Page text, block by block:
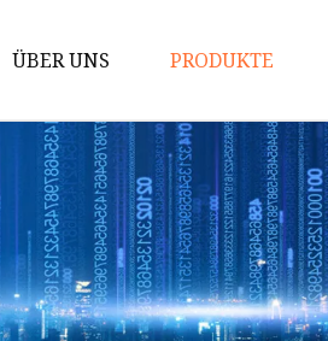
ÜBER UNS PRODUKTE
Innen WPC
WPC-
WPC-
WPC-Rohr
UV-Wandtafel